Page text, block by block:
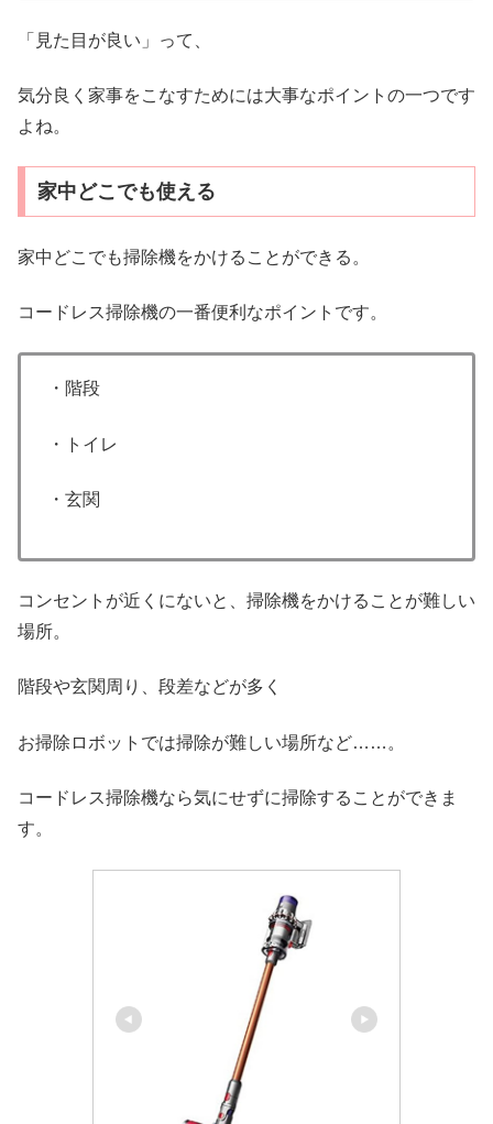
「見た目が良い」って、
気分良く家事をこなすためには大事なポイントの一つです
よね。
家中どこでも使える
家中どこでも掃除機をかけることができる。
コードレス掃除機の一番便利なポイントです。
・階段
・トイレ
・玄関
コンセントが近くにないと、掃除機をかけることが難しい
場所。
階段や玄関周り、段差などが多く
お掃除ロボットでは掃除が難しい場所など……。
コードレス掃除機なら気にせずに掃除することができま
す。